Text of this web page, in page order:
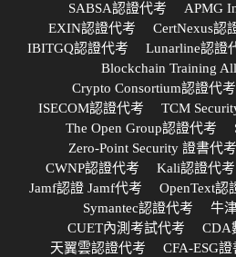
SABSA認證代考
APMG
EXIN認證代考
CertNexus認
IBITGQ認證代考
Lunarline認證
Blockchain Training
Crypto Consortium認證代考
ISECOM認證代考
TCM
The Open Group認證代考
Zero-Point Security 證書代考
CWNP認證代考
Kali認證代考
Jamf認證 Jamf代考
OpenText認
Symantec認證代考
牛
CUET內測考試代考
CDA
天翼雲認證代考
CFA-ESG